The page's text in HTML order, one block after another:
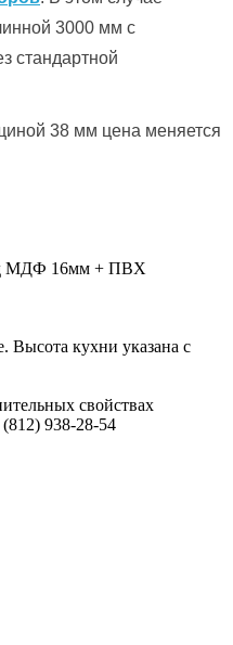
3000 мм с
стандартной
38 мм цена меняется
МДФ 16мм + ПВХ
Высота кухни указана с
свойствах
938-28-54